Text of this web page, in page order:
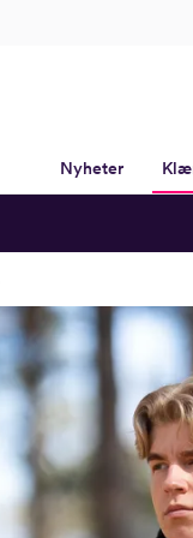
Nyheter